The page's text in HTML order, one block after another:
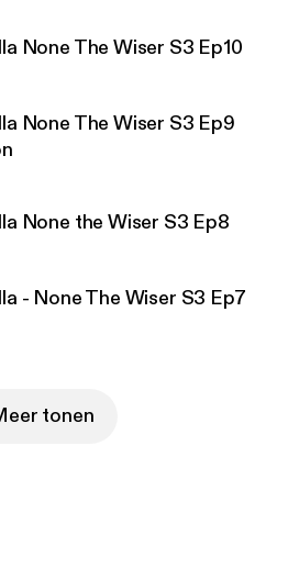
None The Wiser S3 Ep10
None The Wiser S3 Ep9
None the Wiser S3 Ep8
- None The Wiser S3 Ep7
tonen